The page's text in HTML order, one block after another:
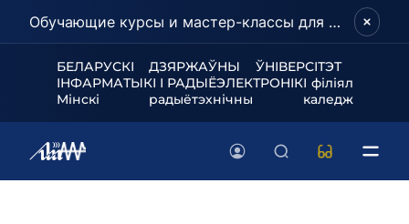
Обучающие курсы и мастер-классы для школьников и абитуриентов!
БЕЛАРУСКІ ДЗЯРЖАЎНЫ ЎНІВЕРСІТЭТ
ІНФАРМАТЫКІ І РАДЫЁЭЛЕКТРОНІКІ філіял
Мінскі радыётэхнічны каледж